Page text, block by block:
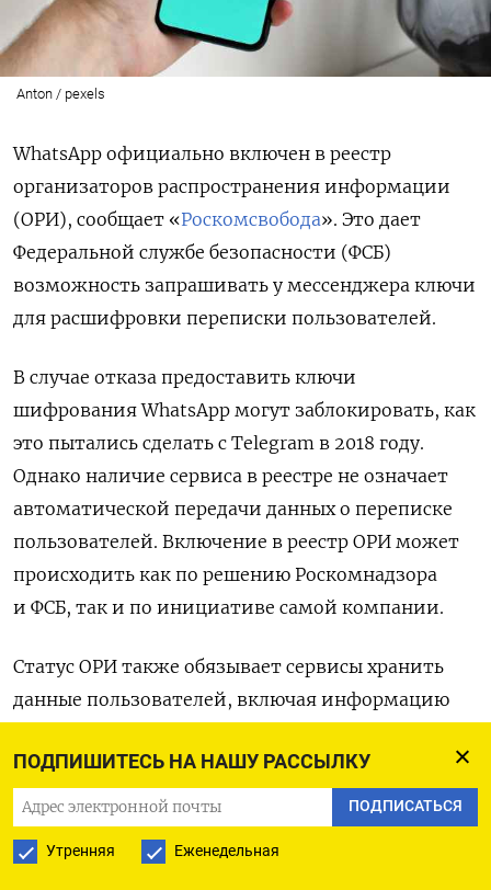
ПОДПИШИТЕСЬ НА НАШУ РАССЫЛКУ
ПОДПИСАТЬСЯ
Утренняя Еженедельная
Anton / pexels
WhatsApp официально включен в реестр
организаторов распространения информации
(ОРИ), сообщает «Роскомсвобода». Это дает
Федеральной службе безопасности (ФСБ)
возможность запрашивать у мессенджера ключи
для расшифровки переписки пользователей.
В случае отказа предоставить ключи
шифрования WhatsApp могут заблокировать, как
это пытались сделать с Telegram в 2018 году.
Однако наличие сервиса в реестре не означает
автоматической передачи данных о переписке
пользователей. Включение в реестр ОРИ может
происходить как по решению Роскомнадзора
и ФСБ, так и по инициативе самой компании.
Статус ОРИ также обязывает сервисы хранить
данные пользователей, включая информацию
и видеозвонках. Эти данные должны
передаваться в ФСБ по запросу, а постоянный
доступ к информации обеспечивается
с помощью специального оборудования, которое